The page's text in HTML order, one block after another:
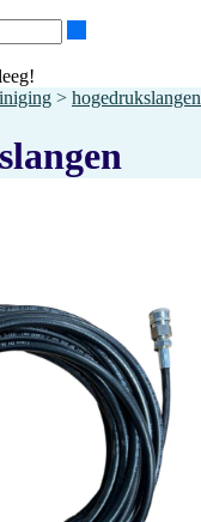
> hogedrukslangen